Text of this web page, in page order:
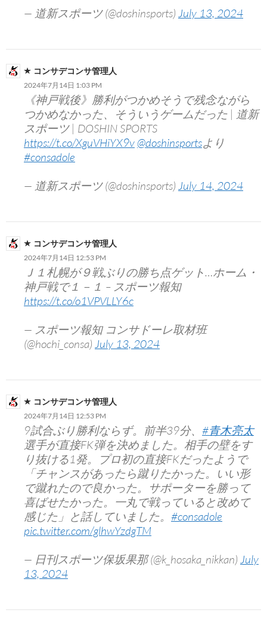
— 道新スポーツ (@doshinsports) July 13, 2024
コンサデコンサ管理人
2024年7月14日 1:03 PM
《神戸戦後》勝利がつかめそうで残念ながら
つかめなかった、そういうゲームだった | 道新
スポーツ | DOSHIN SPORTS
https://t.co/XguVHiYX9v @doshinsportsより
#consadole
— 道新スポーツ (@doshinsports) July 14, 2024
コンサデコンサ管理人
2024年7月14日 12:53 PM
Ｊ１札幌が９戦ぶりの勝ち点ゲット…ホーム・
神戸戦で１－１ – スポーツ報知
https://t.co/o1VPVLLY6c
— スポーツ報知 コンサドーレ取材班
(@hochi_consa) July 13, 2024
コンサデコンサ管理人
2024年7月14日 12:53 PM
9試合ぶり勝利ならず。前半39分、 #青木亮太
選手が直接FK弾を決めました。相手の壁をす
り抜ける1発。プロ初の直接FKだったようで
「チャンスがあったら蹴りたかった。いい形
で蹴れたので良かった。サポーターを勝って
喜ばせたかった。一丸で戦っていると改めて
感じた」と話していました。 #consadole
pic.twitter.com/glhwYzdgTM
— 日刊スポーツ保坂果那 (@k_hosaka_nikkan) July
13, 2024